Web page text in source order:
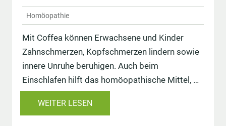
Homöopathie
Mit Coffea können Erwachsene und Kinder
Zahnschmerzen, Kopfschmerzen lindern sowie
innere Unruhe beruhigen. Auch beim
Einschlafen hilft das homöopathische Mittel, …
WEITER LESEN